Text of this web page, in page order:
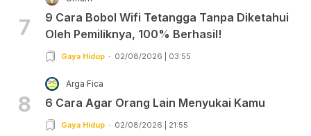
7
9 Cara Bobol Wifi Tetangga Tanpa Diketahui
Oleh Pemiliknya, 100% Berhasil!
Gaya Hidup 02/08/2026 | 03:55
8
Arga Fica
6 Cara Agar Orang Lain Menyukai Kamu
Gaya Hidup 02/08/2026 | 21:55